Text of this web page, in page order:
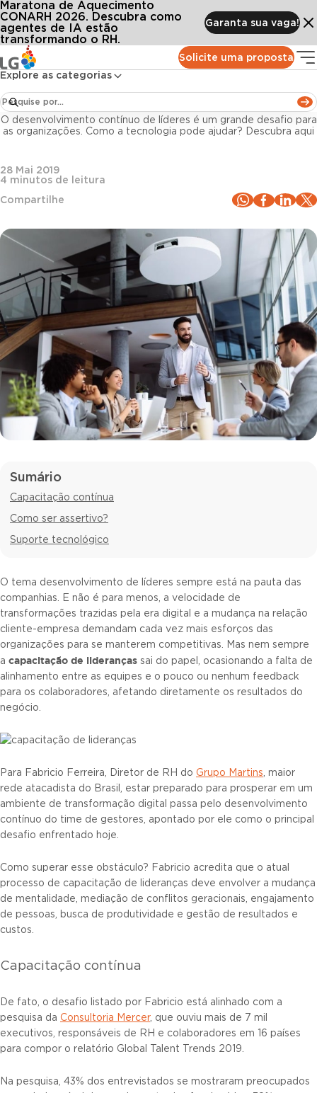
Solicite uma proposta
Explore as categorias
Maratona de Aquecimento
CONARH 2026. Descubra como
agentes de IA estão
transformando o RH.
Garanta sua vaga!
Conteúdos Blog LG
Como a capacitação de lideranças influencia nos resultados do negócio?
Liderança
Como a capacitação de lideranças influencia nos
resultados do negócio?
O desenvolvimento contínuo de líderes é um grande desafio para
as organizações. Como a tecnologia pode ajudar? Descubra aqui
28 Mai 2019
4 minutos de leitura
Compartilhe
Sumário
Capacitação contínua
Como ser assertivo?
Suporte tecnológico
O tema desenvolvimento de líderes sempre está na pauta das
companhias. E não é para menos, a velocidade de
transformações trazidas pela era digital e a mudança na relação
cliente-empresa demandam cada vez mais esforços das
organizações para se manterem competitivas. Mas nem sempre
a capacitação de lideranças sai do papel, ocasionando a falta de
alinhamento entre as equipes e o pouco ou nenhum feedback
para os colaboradores, afetando diretamente os resultados do
negócio.
Para Fabricio Ferreira, Diretor de RH do Grupo Martins, maior
rede atacadista do Brasil, estar preparado para prosperar em um
ambiente de transformação digital passa pelo desenvolvimento
contínuo do time de gestores, apontado por ele como o principal
desafio enfrentado hoje.
Como superar esse obstáculo? Fabricio acredita que o atual
processo de capacitação de lideranças deve envolver a mudança
de mentalidade, mediação de conflitos geracionais, engajamento
de pessoas, busca de produtividade e gestão de resultados e
custos.
Capacitação contínua
De fato, o desafio listado por Fabricio está alinhado com a
pesquisa da Consultoria Mercer, que ouviu mais de 7 mil
executivos, responsáveis de RH e colaboradores em 16 países
para compor o relatório Global Talent Trends 2019.
Na pesquisa, 43% dos entrevistados se mostraram preocupados